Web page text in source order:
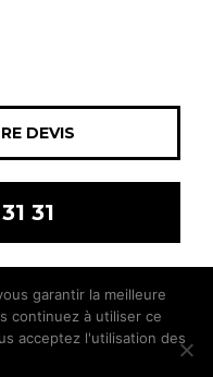
DEVIS
31
| Mentions légales
garantir la meilleure
continuez à utiliser ce
acceptez l'utilisation des